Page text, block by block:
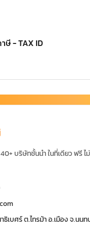
ษี - TAX ID
บริษัทชั้นนำ ในที่เดียว ฟรี ไ
ธิเบศร์ ต.ไทรม้า อ.เมือง จ.นนท